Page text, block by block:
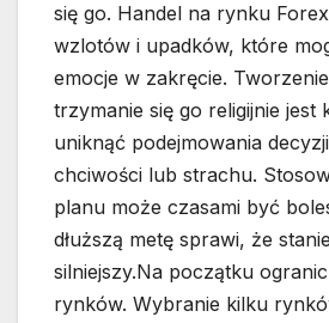
się go. Handel na rynku
wzlotów i upadków, które
emocje w zakręcie.
trzymanie się go religijnie jest
uniknąć podejmowania
chciwości lub strachu.
planu może czasami być
dłuższą metę sprawi, że
silniejszy.Na początku
rynków. Wybranie kilku